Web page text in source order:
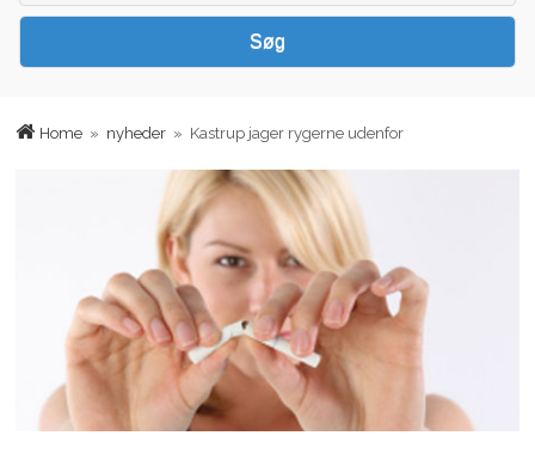
Home » nyheder » Kastrup jager rygerne udenfor